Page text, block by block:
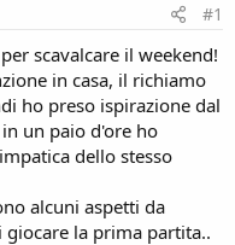
#1
scavalcare il weekend!
in casa, il richiamo
ho preso ispirazione dal
un paio d'ore ho
dello stesso
alcuni aspetti da
la prima partita..